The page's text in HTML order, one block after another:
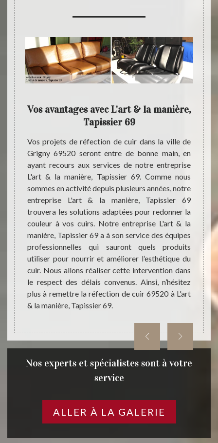
du
pas
les
en
que,
69
en
Vos avantages avec L'art & la manière,
Tapissier 69
Vos projets de réfection de cuir dans la ville de
Grigny 69520 seront entre de bonne main, en
ayant recours aux services de notre entreprise
L'art & la manière, Tapissier 69. Comme nous
sommes en activité depuis plusieurs années, notre
entreprise L'art & la manière, Tapissier 69
trouvera les solutions adaptées pour redonner la
couleur à vos cuirs. Notre entreprise L'art & la
manière, Tapissier 69 a à son service des équipes
professionnelles qui sauront quels produits
utiliser pour nourrir et améliorer l’esthétique du
cuir. Nous allons réaliser cette intervention dans
le respect des délais convenus. Ainsi, n’hésitez
plus à remettre la réfection de cuir 69520 à L'art
& la manière, Tapissier 69.
Le
pour
à
cela
Nos experts et spécialistes sont à votre
service
ALLER À LA GALERIE